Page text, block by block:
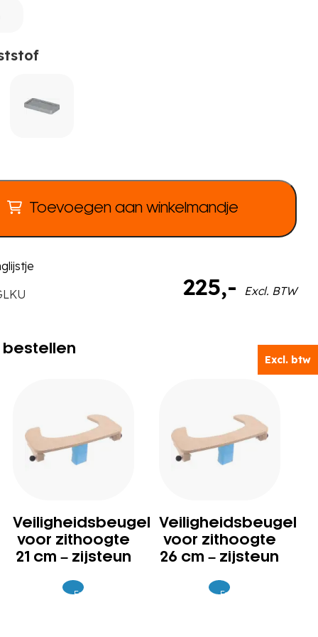
Excl. btw
225,- Excl. BTW
Toevoegen aan winkelmandje
bestellen
Veiligheidsbeugel
voor zithoogte
21 cm – zijsteun
135
Excl.
Veiligheidsbeugel
voor zithoogte
26 cm – zijsteun
135
Excl.